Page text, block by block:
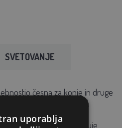
SVETOVANJE
česna za konje in druge
in resorpcijo hranil.
organizem. Izboljšuje
uporablja